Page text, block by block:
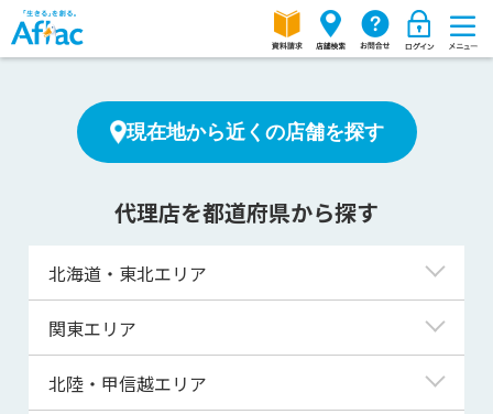
現在地から近くの店舗を探す
代理店を都道府県から探す
北海道・東北エリア
北海道
青森県
関東エリア
東京都
北陸・甲信越エリア